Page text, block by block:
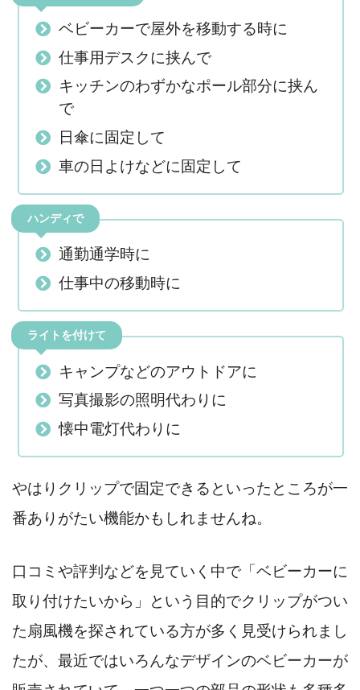
ベビーカーで屋外を移動する時に
仕事用デスクに挟んで
キッチンのわずかなポール部分に挟ん
で
日傘に固定して
車の日よけなどに固定して
ハンディで
通勤通学時に
仕事中の移動時に
ライトを付けて
キャンプなどのアウトドアに
写真撮影の照明代わりに
懐中電灯代わりに
やはりクリップで固定できるといったところが一
番ありがたい機能かもしれませんね。
口コミや評判などを見ていく中で「ベビーカーに
取り付けたいから」という目的でクリップがつい
た扇風機を探されている方が多く見受けられまし
たが、最近ではいろんなデザインのベビーカーが